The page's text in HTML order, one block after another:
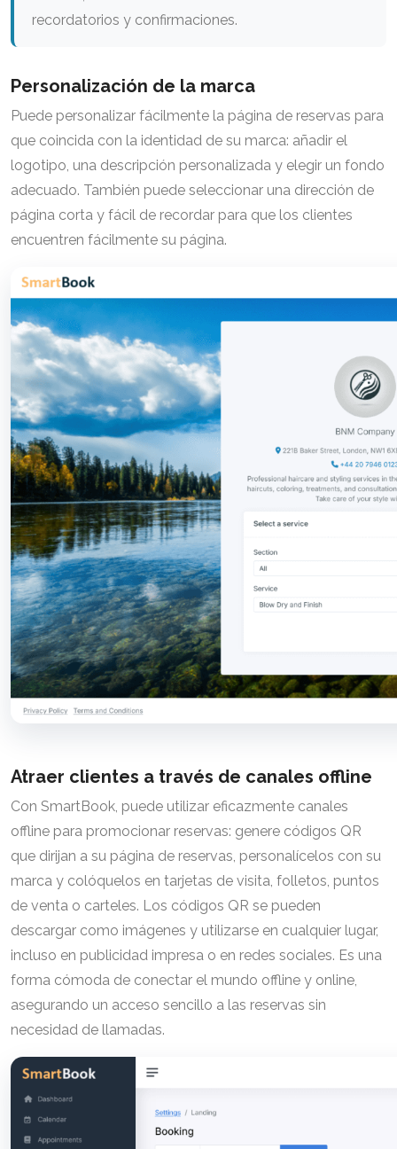
recordatorios y confirmaciones.
Personalización de la marca
Puede personalizar fácilmente la página de reservas para
que coincida con la identidad de su marca: añadir el
logotipo, una descripción personalizada y elegir un fondo
adecuado. También puede seleccionar una dirección de
página corta y fácil de recordar para que los clientes
encuentren fácilmente su página.
Atraer clientes a través de canales offline
Con SmartBook, puede utilizar eficazmente canales
offline para promocionar reservas: genere códigos QR
que dirijan a su página de reservas, personalícelos con su
marca y colóquelos en tarjetas de visita, folletos, puntos
de venta o carteles. Los códigos QR se pueden
descargar como imágenes y utilizarse en cualquier lugar,
incluso en publicidad impresa o en redes sociales. Es una
forma cómoda de conectar el mundo offline y online,
asegurando un acceso sencillo a las reservas sin
necesidad de llamadas.